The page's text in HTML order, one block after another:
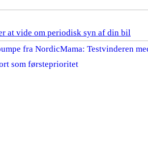
at vide om periodisk syn af din bil